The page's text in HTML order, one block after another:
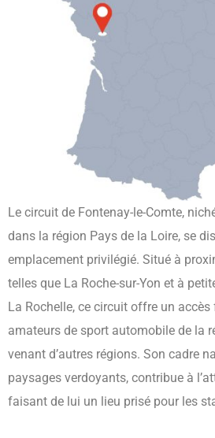
Le circuit de Fontenay-le-Comte,
dans la région Pays de la Loire, se
emplacement privilégié. Situé à
telles que La Roche-sur-Yon et à
La Rochelle, ce circuit offre un
amateurs de sport automobile de la
venant d’autres régions. Son cadre
paysages verdoyants, contribue à
faisant de lui un lieu prisé pour les